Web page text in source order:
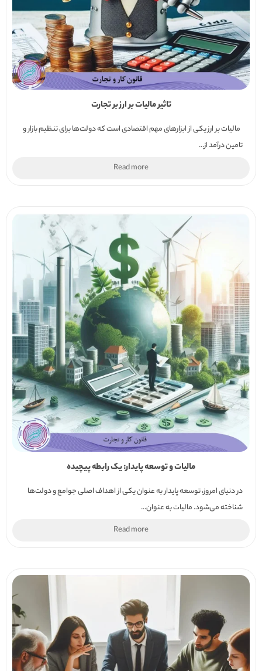
تاثیر مالیات بر ارز بر تجارت
مالیات بر ارز یکی از ابزارهای مهم اقتصادی است که دولت‌ها برای تنظیم بازار و
تامین درآمد از...
Read more
مالیات و توسعه پایدار: یک رابطه پیچیده
در دنیای امروز، توسعه پایدار به عنوان یکی از اهداف اصلی جوامع و دولت‌ها
شناخته می‌شود. مالیات به عنوان...
Read more